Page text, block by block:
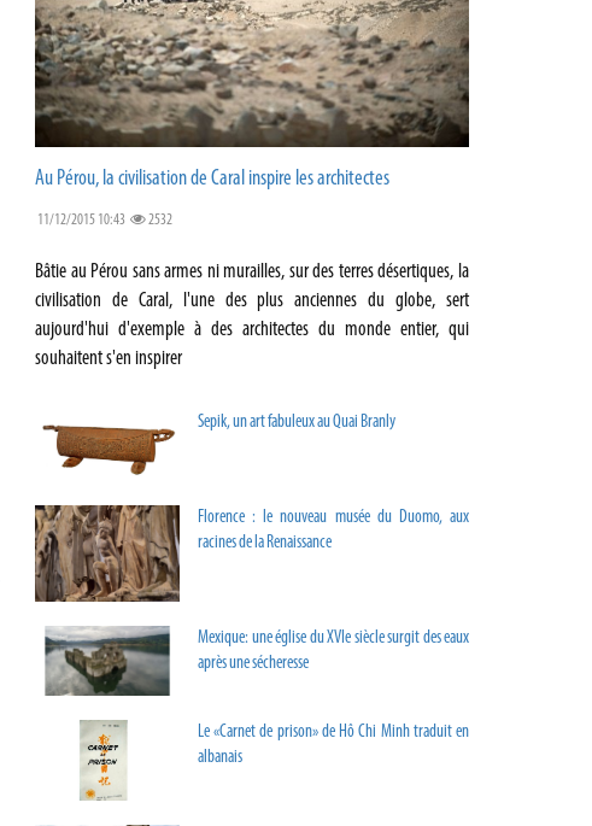
Au Pérou, la civilisation de Caral inspire les architectes
11/12/2015 10:43 2532
Bâtie au Pérou sans armes ni murailles, sur des terres désertiques, la
civilisation de Caral, l'une des plus anciennes du globe, sert
aujourd'hui d'exemple à des architectes du monde entier, qui
souhaitent s'en inspirer
Sepik, un art fabuleux au Quai Branly
Florence : le nouveau musée du Duomo, aux
racines de la Renaissance
Mexique: une église du XVIe siècle surgit des eaux
après une sécheresse
Le «Carnet de prison» de Hô Chi Minh traduit en
albanais